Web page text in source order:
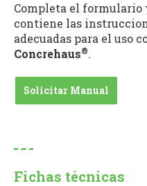
Completa el formulario
contiene las
adecuadas para el uso
Concrehaus®.
Solicitar Manual
Fichas técnicas